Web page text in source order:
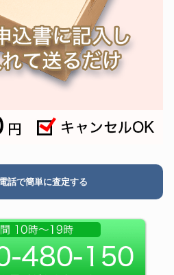
話で簡単に査定する